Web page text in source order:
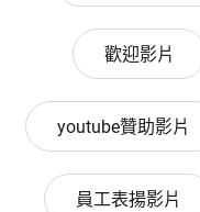
歡迎影片
youtube贊助影片
員工表揚影片